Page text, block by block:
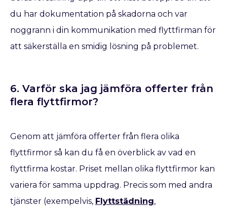
du har dokumentation på skadorna och var
noggrann i din kommunikation med flyttfirman för
att säkerställa en smidig lösning på problemet.
6. Varför ska jag jämföra offerter från
flera flyttfirmor?
Genom att jämföra offerter från flera olika
flyttfirmor så kan du få en överblick av vad en
flyttfirma kostar. Priset mellan olika flyttfirmor kan
variera för samma uppdrag. Precis som med andra
tjänster (exempelvis, Flyttstädning,